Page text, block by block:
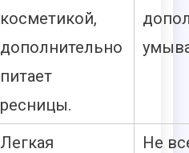
косметикой,
дополнительно
питает
ресницы.
Легкая
Не